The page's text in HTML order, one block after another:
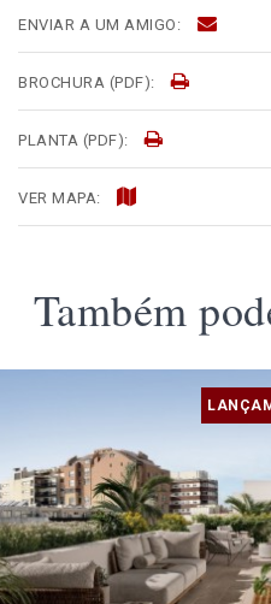
ENVIAR A UM AMIGO:
BROCHURA (PDF):
PLANTA (PDF):
VER MAPA:
Também